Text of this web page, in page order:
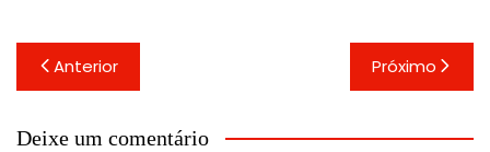
Navegação
de
Post
Anterior Próximo
Deixe um comentário